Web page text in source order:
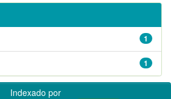
1
1
Indexado por